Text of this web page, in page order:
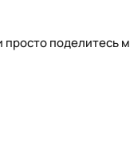
поделитесь